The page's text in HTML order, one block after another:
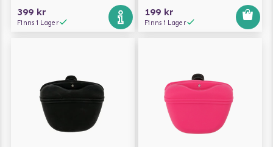
399 kr
Finns i Lager
199 kr
Finns i Lager